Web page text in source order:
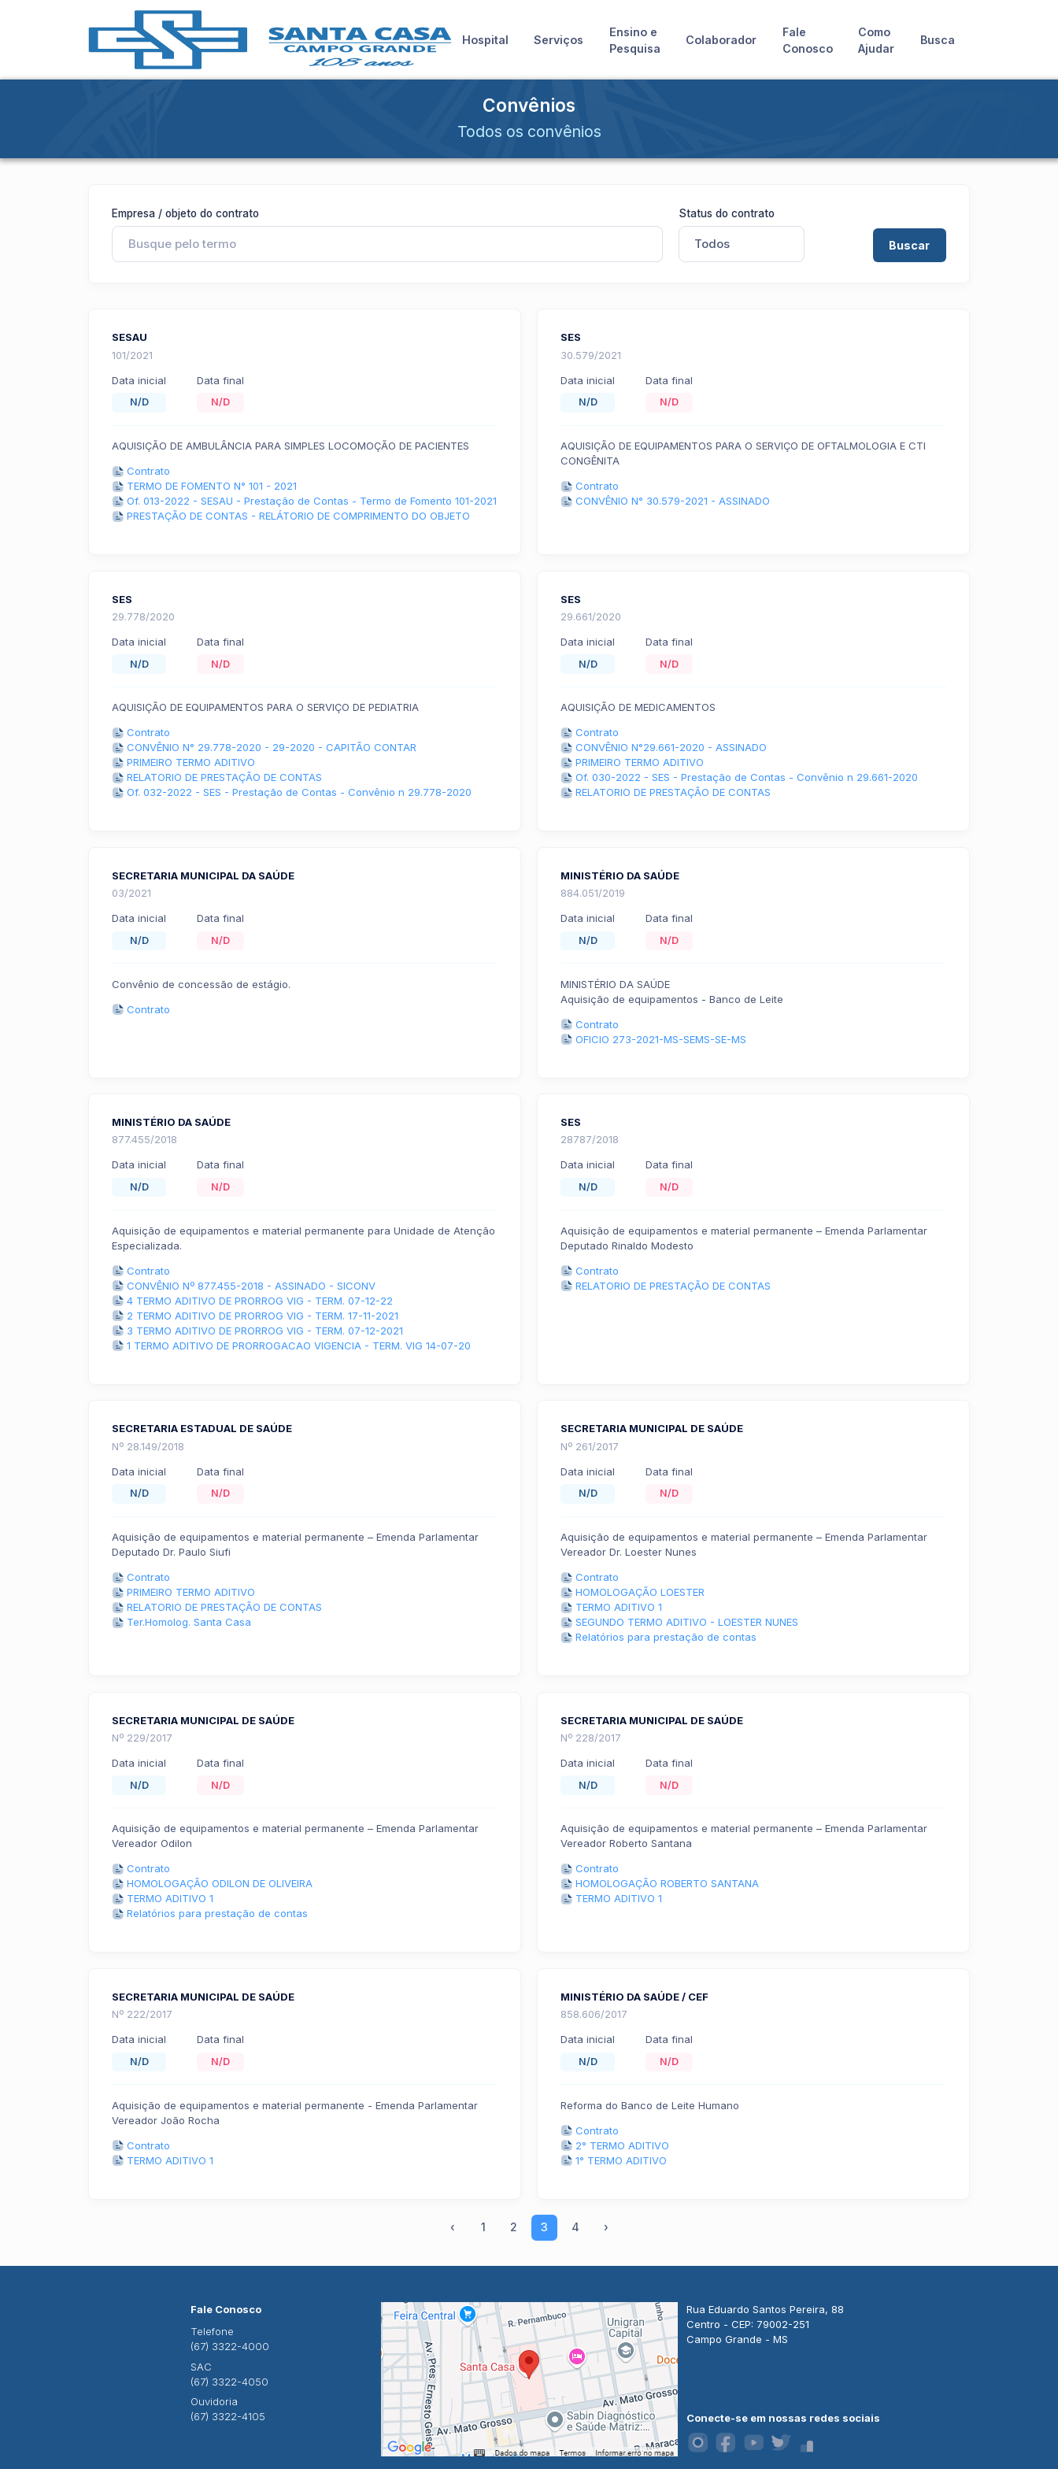
Hospital Serviços
Ensino e
Pesquisa
Colaborador
Fale
Conosco
Como
Ajudar
Busca
Convênios
Todos os convênios
Empresa / objeto do contrato Status do contrato
Todos Buscar
SESAU
101/2021
Data inicial
N/D
Data final
N/D
AQUISIÇÃO DE AMBULÂNCIA PARA SIMPLES LOCOMOÇÃO DE PACIENTES
Contrato
TERMO DE FOMENTO N° 101 - 2021
Of. 013-2022 - SESAU - Prestação de Contas - Termo de Fomento 101-2021
PRESTAÇÃO DE CONTAS - RELÁTORIO DE COMPRIMENTO DO OBJETO
SES
30.579/2021
Data inicial
N/D
Data final
N/D
AQUISIÇÃO DE EQUIPAMENTOS PARA O SERVIÇO DE OFTALMOLOGIA E CTI
CONGÊNITA
Contrato
CONVÊNIO N° 30.579-2021 - ASSINADO
SES
29.778/2020
Data inicial
N/D
Data final
N/D
AQUISIÇÃO DE EQUIPAMENTOS PARA O SERVIÇO DE PEDIATRIA
Contrato
CONVÊNIO N° 29.778-2020 - 29-2020 - CAPITÃO CONTAR
PRIMEIRO TERMO ADITIVO
RELATORIO DE PRESTAÇÃO DE CONTAS
Of. 032-2022 - SES - Prestação de Contas - Convênio n 29.778-2020
SES
29.661/2020
Data inicial
N/D
Data final
N/D
AQUISIÇÃO DE MEDICAMENTOS
Contrato
CONVÊNIO N°29.661-2020 - ASSINADO
PRIMEIRO TERMO ADITIVO
Of. 030-2022 - SES - Prestação de Contas - Convênio n 29.661-2020
RELATORIO DE PRESTAÇÃO DE CONTAS
SECRETARIA MUNICIPAL DA SAÚDE
03/2021
Data inicial
N/D
Data final
N/D
Convênio de concessão de estágio.
Contrato
MINISTÉRIO DA SAÚDE
884.051/2019
Data inicial
N/D
Data final
N/D
MINISTÉRIO DA SAÚDE
Aquisição de equipamentos - Banco de Leite
Contrato
OFICIO 273-2021-MS-SEMS-SE-MS
MINISTÉRIO DA SAÚDE
877.455/2018
Data inicial
N/D
Data final
N/D
Aquisição de equipamentos e material permanente para Unidade de Atenção
Especializada.
Contrato
CONVÊNIO Nº 877.455-2018 - ASSINADO - SICONV
4 TERMO ADITIVO DE PRORROG VIG - TERM. 07-12-22
2 TERMO ADITIVO DE PRORROG VIG - TERM. 17-11-2021
3 TERMO ADITIVO DE PRORROG VIG - TERM. 07-12-2021
1 TERMO ADITIVO DE PRORROGACAO VIGENCIA - TERM. VIG 14-07-20
SES
28787/2018
Data inicial
N/D
Data final
N/D
Aquisição de equipamentos e material permanente – Emenda Parlamentar
Deputado Rinaldo Modesto
Contrato
RELATORIO DE PRESTAÇÃO DE CONTAS
SECRETARIA ESTADUAL DE SAÚDE
Nº 28.149/2018
Data inicial
N/D
Data final
N/D
Aquisição de equipamentos e material permanente – Emenda Parlamentar
Deputado Dr. Paulo Siufi
Contrato
PRIMEIRO TERMO ADITIVO
RELATORIO DE PRESTAÇÃO DE CONTAS
Ter.Homolog. Santa Casa
SECRETARIA MUNICIPAL DE SAÚDE
Nº 261/2017
Data inicial
N/D
Data final
N/D
Aquisição de equipamentos e material permanente – Emenda Parlamentar
Vereador Dr. Loester Nunes
Contrato
HOMOLOGAÇÃO LOESTER
TERMO ADITIVO 1
SEGUNDO TERMO ADITIVO - LOESTER NUNES
Relatórios para prestação de contas
SECRETARIA MUNICIPAL DE SAÚDE
Nº 229/2017
Data inicial
N/D
Data final
N/D
Aquisição de equipamentos e material permanente – Emenda Parlamentar
Vereador Odilon
Contrato
HOMOLOGAÇÃO ODILON DE OLIVEIRA
TERMO ADITIVO 1
Relatórios para prestação de contas
SECRETARIA MUNICIPAL DE SAÚDE
Nº 228/2017
Data inicial
N/D
Data final
N/D
Aquisição de equipamentos e material permanente – Emenda Parlamentar
Vereador Roberto Santana
Contrato
HOMOLOGAÇÃO ROBERTO SANTANA
TERMO ADITIVO 1
SECRETARIA MUNICIPAL DE SAÚDE
Nº 222/2017
Data inicial
N/D
Data final
N/D
Aquisição de equipamentos e material permanente - Emenda Parlamentar
Vereador João Rocha
Contrato
TERMO ADITIVO 1
MINISTÉRIO DA SAÚDE / CEF
858.606/2017
Data inicial
N/D
Data final
N/D
Reforma do Banco de Leite Humano
Contrato
2° TERMO ADITIVO
1° TERMO ADITIVO
‹ 1 2 3 4 ›
Fale Conosco
Telefone
(67) 3322-4000
SAC
(67) 3322-4050
Ouvidoria
(67) 3322-4105
Rua Eduardo Santos Pereira, 88
Centro - CEP: 79002-251
Campo Grande - MS
Conecte-se em nossas redes sociais